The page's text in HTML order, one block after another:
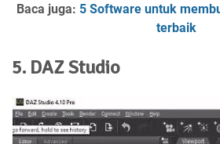
Baca juga: 5 Software untuk
terbaik
5. DAZ Studio